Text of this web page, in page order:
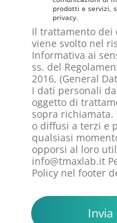
prodotti e servizi,
privacy.
Il trattamento dei
viene svolto nel
Informativa ai
ss. del
2016, (General
I dati personali
oggetto di
sopra
o diffusi a terzi e
qualsiasi
opporsi al loro
info@tmaxlab.it
Policy nel footer
Invia